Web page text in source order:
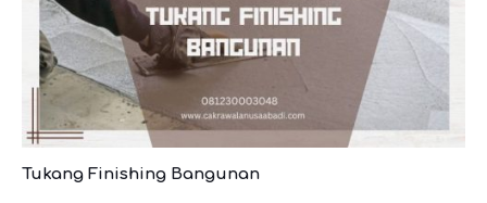
Tukang Finishing Bangunan